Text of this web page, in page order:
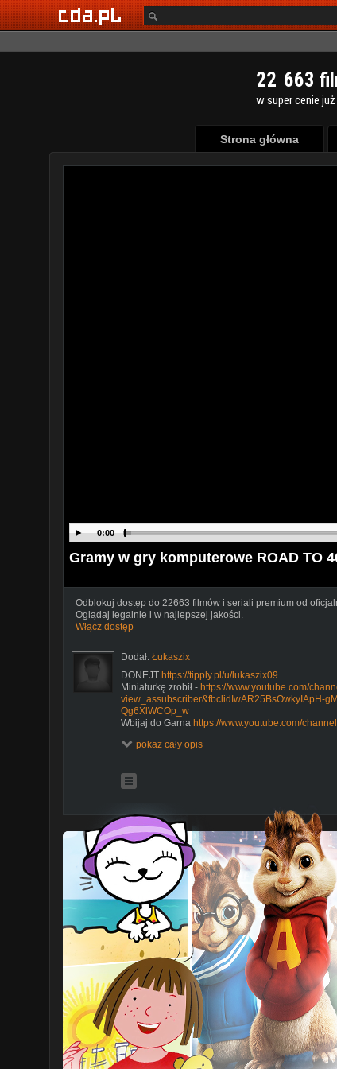
22 663
w super cenie
Strona główna
0:00
Gramy w gry komputerowe ROAD TO
Odblokuj dostęp do 22663 filmów i seriali premium od
Oglądaj legalnie i w najlepszej jakości.
Włącz dostęp
Dodał: Łukaszix
DONEJT https://tipply.pl/u/lukaszix09
Miniaturkę zrobił - https://www.youtube.com/
view_assubscriber&fbclidIwAR25BsOwkyIApH-
Qg6XlWCOp_w
Wbijaj do Garna https://www.youtube.com/
minecraft survival,minecraftblow,minecraft
song,minecraft among us,a minecraft piosenki,a
edition,minecraft ekipa,minecraft
harry potter,minecraft ljay,minecraft ładny
highlightscsgo live,csgopolygon,csgo
animation,cs go movie,cs go bhop,csgo bunny
csgo cases,cs go cheating,ćwiczenia cs go,cs go
fragmovie,cs go funny moments,cs go fps,csgo
compilation,cs go giveaway,cs go gameplay,csgo
cs go inferno,cs go isamu,cs go intro,cs go
cs z amadeuszem,cs go na żywo,zony cs
edition gameplay,the elder scrolls v skyrim special
the elder scrolls v skyrim special edition pl,the
elder scrolls v skyrim special edition
allegro,the elder scrolls v skyrim special edition
the elder scrolls special edition,the elder scrolls v
the elder scrolls v skyrim special edition
classes,the elder scrolls v skyrim special edition
edition full game,the elder scrolls v skyrim
special edition gtx 1050 ti,the elder scrolls v
v skyrim special edition patch,the elder scrolls v
scrolls v skyrim special edition pc gameplay,the
key,the elder scrolls v skyrim special edition pc
pokaż cały opis